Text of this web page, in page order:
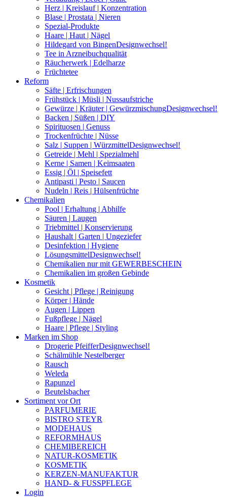
Herz | Kreislauf | Konzentration
Blase | Prostata | Nieren
Spezial-Produkte
Haare | Haut | Nägel
Hildegard von BingenDesignwechsel!
Tee in Arzneibuchqualität
Räucherwerk | Edelharze
Früchtetee
Reform
Säfte | Erfrischungen
Frühstück | Müsli | Nussaufstriche
Gewürze | Kräuter | GewürzmischungDesignwechsel!
Backen | Süßen | DIY
Spirituosen | Genuss
Trockenfrüchte | Nüsse
Salz | Suppen | WürzmittelDesignwechsel!
Getreide | Mehl | Spezialmehl
Kerne | Samen | Keimsaaten
Essig | Öl | Speisefett
Antipasti | Pesto | Saucen
Nudeln | Reis | Hülsenfrüchte
Chemikalien
Pool | Erhaltung | Abhilfe
Säuren | Laugen
Triebmittel | Konservierung
Haushalt | Garten | Ungeziefer
Desinfektion | Hygiene
LösungsmittelDesignwechsel!
Chemikalien nur mit GEWERBESCHEIN
Chemikalien im großen Gebinde
Kosmetik
Gesicht | Pflege | Reinigung
Körper | Hände
Augen | Lippen
Fußpflege | Nägel
Haare | Pflege | Styling
Marken im Shop
Drogerie PfeifferDesignwechsel!
Schälmühle Nestelberger
Rausch
Weleda
Rapunzel
Beutelsbacher
Sortiment vor Ort
PARFUMERIE
BISTRO STEYR
MODEHAUS
REFORMHAUS
CHEMIBEREICH
NATUR-KOSMETIK
KOSMETIK
KERZEN-MANUFAKTUR
HAND- & FUSSPFLEGE
Login